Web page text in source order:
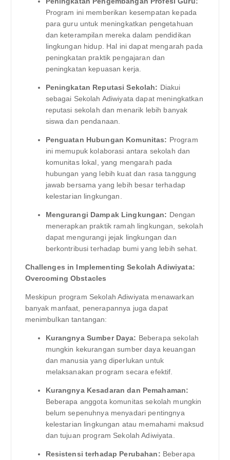
Program ini memberikan kesempatan kepada
para guru untuk meningkatkan pengetahuan
dan keterampilan mereka dalam pendidikan
lingkungan hidup. Hal ini dapat mengarah pada
peningkatan praktik pengajaran dan
peningkatan kepuasan kerja.
Peningkatan Reputasi Sekolah: Diakui
sebagai Sekolah Adiwiyata dapat meningkatkan
reputasi sekolah dan menarik lebih banyak
siswa dan pendanaan.
Penguatan Hubungan Komunitas: Program
ini memupuk kolaborasi antara sekolah dan
komunitas lokal, yang mengarah pada
hubungan yang lebih kuat dan rasa tanggung
jawab bersama yang lebih besar terhadap
kelestarian lingkungan.
Mengurangi Dampak Lingkungan: Dengan
menerapkan praktik ramah lingkungan, sekolah
dapat mengurangi jejak lingkungan dan
berkontribusi terhadap bumi yang lebih sehat.
Challenges in Implementing Sekolah Adiwiyata:
Overcoming Obstacles
Meskipun program Sekolah Adiwiyata menawarkan
banyak manfaat, penerapannya juga dapat
menimbulkan tantangan:
Kurangnya Sumber Daya: Beberapa sekolah
mungkin kekurangan sumber daya keuangan
dan manusia yang diperlukan untuk
melaksanakan program secara efektif.
Kurangnya Kesadaran dan Pemahaman:
Beberapa anggota komunitas sekolah mungkin
belum sepenuhnya menyadari pentingnya
kelestarian lingkungan atau memahami maksud
dan tujuan program Sekolah Adiwiyata.
Resistensi terhadap Perubahan: Beberapa